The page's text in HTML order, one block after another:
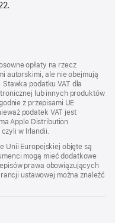
opłaty na rzecz
autorskimi, ale nie obejmują
podatku VAT dla
lub innych produktów
z przepisami UE
podatek VAT jest
Apple Distribution
w Irlandii.
Unii Europejskiej objęte są
mogą mieć dodatkowe
prawa obowiązujących
ustawowej można znaleźć